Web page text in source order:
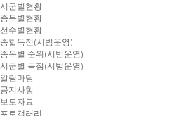
시군별현황
종목별현황
선수별현황
종합득점(시범운영)
종목별 순위(시범운영)
시군별 득점(시범운영)
알림마당
공지사항
보도자료
포토갤러리